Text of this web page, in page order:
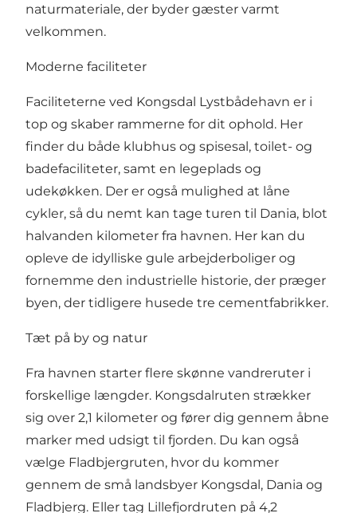
naturmateriale, der byder gæster varmt
velkommen.
Moderne faciliteter
Faciliteterne ved Kongsdal Lystbådehavn er i
top og skaber rammerne for dit ophold. Her
finder du både klubhus og spisesal, toilet- og
badefaciliteter, samt en legeplads og
udekøkken. Der er også mulighed at låne
cykler, så du nemt kan tage turen til Dania, blot
halvanden kilometer fra havnen. Her kan du
opleve de idylliske gule arbejderboliger og
fornemme den industrielle historie, der præger
byen, der tidligere husede tre cementfabrikker.
Tæt på by og natur
Fra havnen starter flere skønne vandreruter i
forskellige længder. Kongsdalruten strækker
sig over 2,1 kilometer og fører dig gennem åbne
marker med udsigt til fjorden. Du kan også
vælge Fladbjergruten, hvor du kommer
gennem de små landsbyer Kongsdal, Dania og
Fladbjerg. Eller tag Lillefjordruten på 4,2